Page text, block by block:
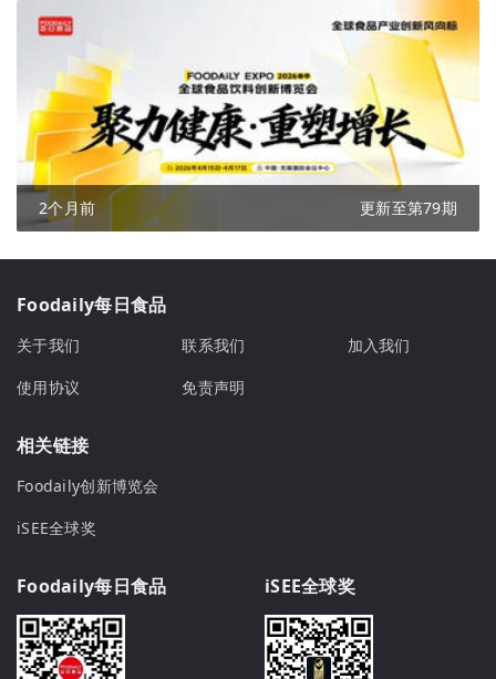
2个月前 更新至第79期
Foodaily每日食品
关于我们 联系我们
加入我们
使用协议
免责声明
相关链接
Foodaily创新博览会
iSEE全球奖
Foodaily每日食品 iSEE全球奖